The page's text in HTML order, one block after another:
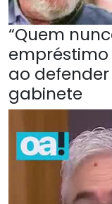
“Quem
empréstimo
ao
gabinete